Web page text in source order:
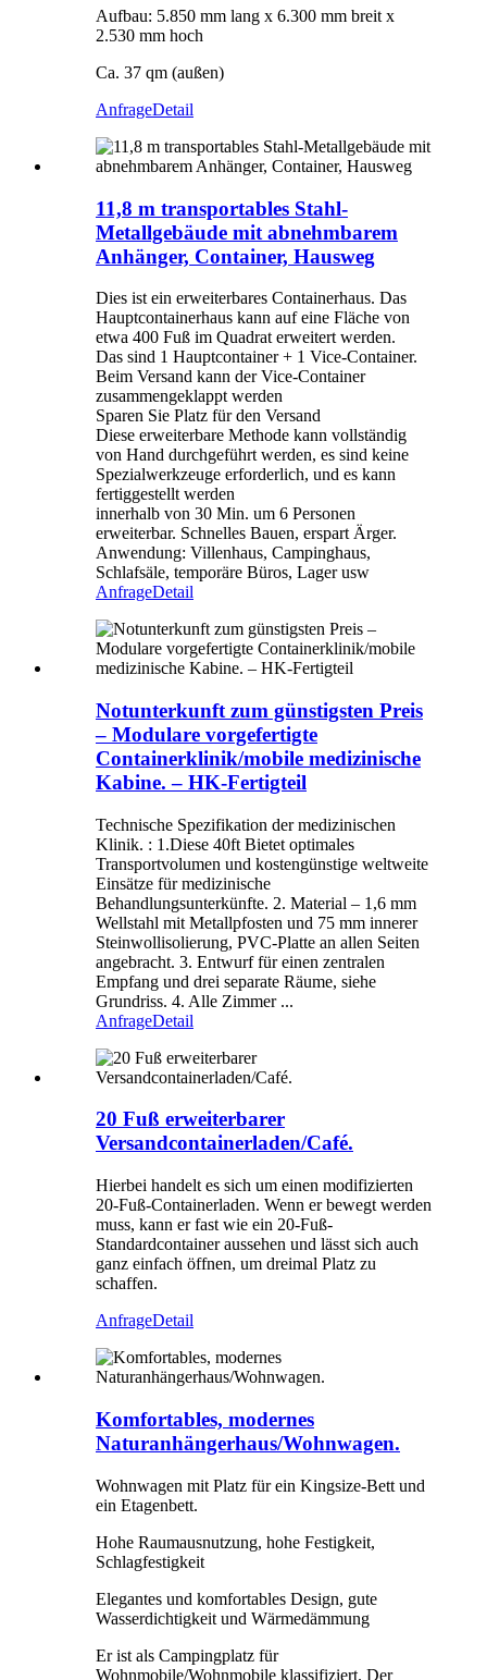
Aufbau: 5.850 mm lang x 6.300 mm breit x
2.530 mm hoch
Ca. 37 qm (außen)
AnfrageDetail
11,8 m transportables Stahl-
Metallgebäude mit abnehmbarem
Anhänger, Container, Hausweg
Dies ist ein erweiterbares Containerhaus. Das
Hauptcontainerhaus kann auf eine Fläche von
etwa 400 Fuß im Quadrat erweitert werden.
Das sind 1 Hauptcontainer + 1 Vice-Container.
Beim Versand kann der Vice-Container
zusammengeklappt werden
Sparen Sie Platz für den Versand
Diese erweiterbare Methode kann vollständig
von Hand durchgeführt werden, es sind keine
Spezialwerkzeuge erforderlich, und es kann
fertiggestellt werden
innerhalb von 30 Min. um 6 Personen
erweiterbar. Schnelles Bauen, erspart Ärger.
Anwendung: Villenhaus, Campinghaus,
Schlafsäle, temporäre Büros, Lager usw
AnfrageDetail
Notunterkunft zum günstigsten Preis
– Modulare vorgefertigte
Containerklinik/mobile medizinische
Kabine. – HK-Fertigteil
Technische Spezifikation der medizinischen
Klinik. : 1.Diese 40ft Bietet optimales
Transportvolumen und kostengünstige weltweite
Einsätze für medizinische
Behandlungsunterkünfte. 2. Material – 1,6 mm
Wellstahl mit Metallpfosten und 75 mm innerer
Steinwollisolierung, PVC-Platte an allen Seiten
angebracht. 3. Entwurf für einen zentralen
Empfang und drei separate Räume, siehe
Grundriss. 4. Alle Zimmer ...
AnfrageDetail
20 Fuß erweiterbarer
Versandcontainerladen/Café.
Hierbei handelt es sich um einen modifizierten
20-Fuß-Containerladen. Wenn er bewegt werden
muss, kann er fast wie ein 20-Fuß-
Standardcontainer aussehen und lässt sich auch
ganz einfach öffnen, um dreimal Platz zu
schaffen.
AnfrageDetail
Komfortables, modernes
Naturanhängerhaus/Wohnwagen.
Wohnwagen mit Platz für ein Kingsize-Bett und
ein Etagenbett.
Hohe Raumausnutzung, hohe Festigkeit,
Schlagfestigkeit
Elegantes und komfortables Design, gute
Wasserdichtigkeit und Wärmedämmung
Er ist als Campingplatz für
Wohnmobile/Wohnmobile klassifiziert. Der